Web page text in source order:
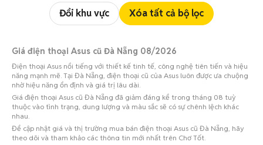
Đổi khu vực Xóa tất cả bộ lọc
Giá điện thoại Asus cũ Đà Nẵng 08/2026
Điện thoại Asus nổi tiếng với thiết kế tinh tế, công nghệ tiên tiến và hiệu
năng mạnh mẽ. Tại Đà Nẵng, điện thoại cũ của Asus luôn được ưa chuộng
nhờ hiệu năng ổn định và giá trị lâu dài.
Giá điện thoại Asus cũ Đà Nẵng đã giảm đáng kể trong tháng 08 tuỳ
thuộc vào tình trạng, dung lượng và màu sắc sẽ có sự chênh lệch khác
nhau.
Để cập nhật giá và thị trường mua bán điện thoại Asus cũ Đà Nẵng, hãy
theo dõi và tham khảo các thông tin mới nhất trên Chợ Tốt.